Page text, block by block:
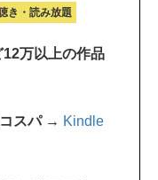
き・読み放題
万以上の作品
スパ → Kindle